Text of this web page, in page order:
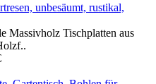
unbesäumt, rustikal,
Massivholz Tischplatten aus